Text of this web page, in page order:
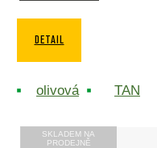
DETAIL
olivová TAN
SKLADEM NA
PRODEJNĚ